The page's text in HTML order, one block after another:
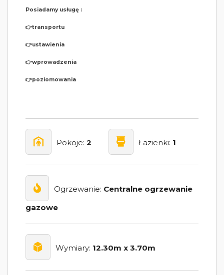
Posiadamy usługę :
👉transportu
👉ustawienia
👉wprowadzenia
👉poziomowania
Pokoje: 2 Łazienki: 1
Ogrzewanie: Centralne ogrzewanie
gazowe
Wymiary: 12.30m x 3.70m